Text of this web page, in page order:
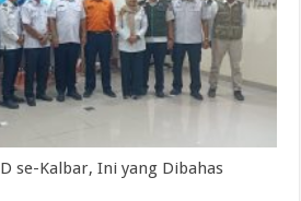
se-Kalbar, Ini yang Dibahas